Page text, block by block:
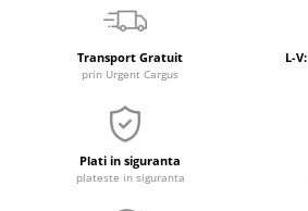
Transport Gratuit
prin Urgent Cargus
L-
Plati in siguranta
plateste in siguranta